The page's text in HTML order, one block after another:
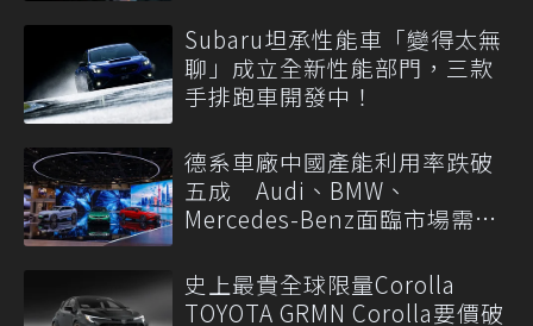
Subaru坦承性能車「變得太無
聊」成立全新性能部門，三款
手排跑車開發中！
德系車廠中國產能利用率跌破
五成 Audi、BMW、
Mercedes-Benz面臨市場需求
史上最貴全球限量Corolla
TOYOTA GRMN Corolla要價破